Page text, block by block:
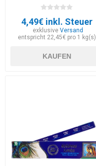
4,49€ inkl. Steuer
exklusiveVersand
entspricht 22,45€ pro 1 kg(s)
KAUFEN